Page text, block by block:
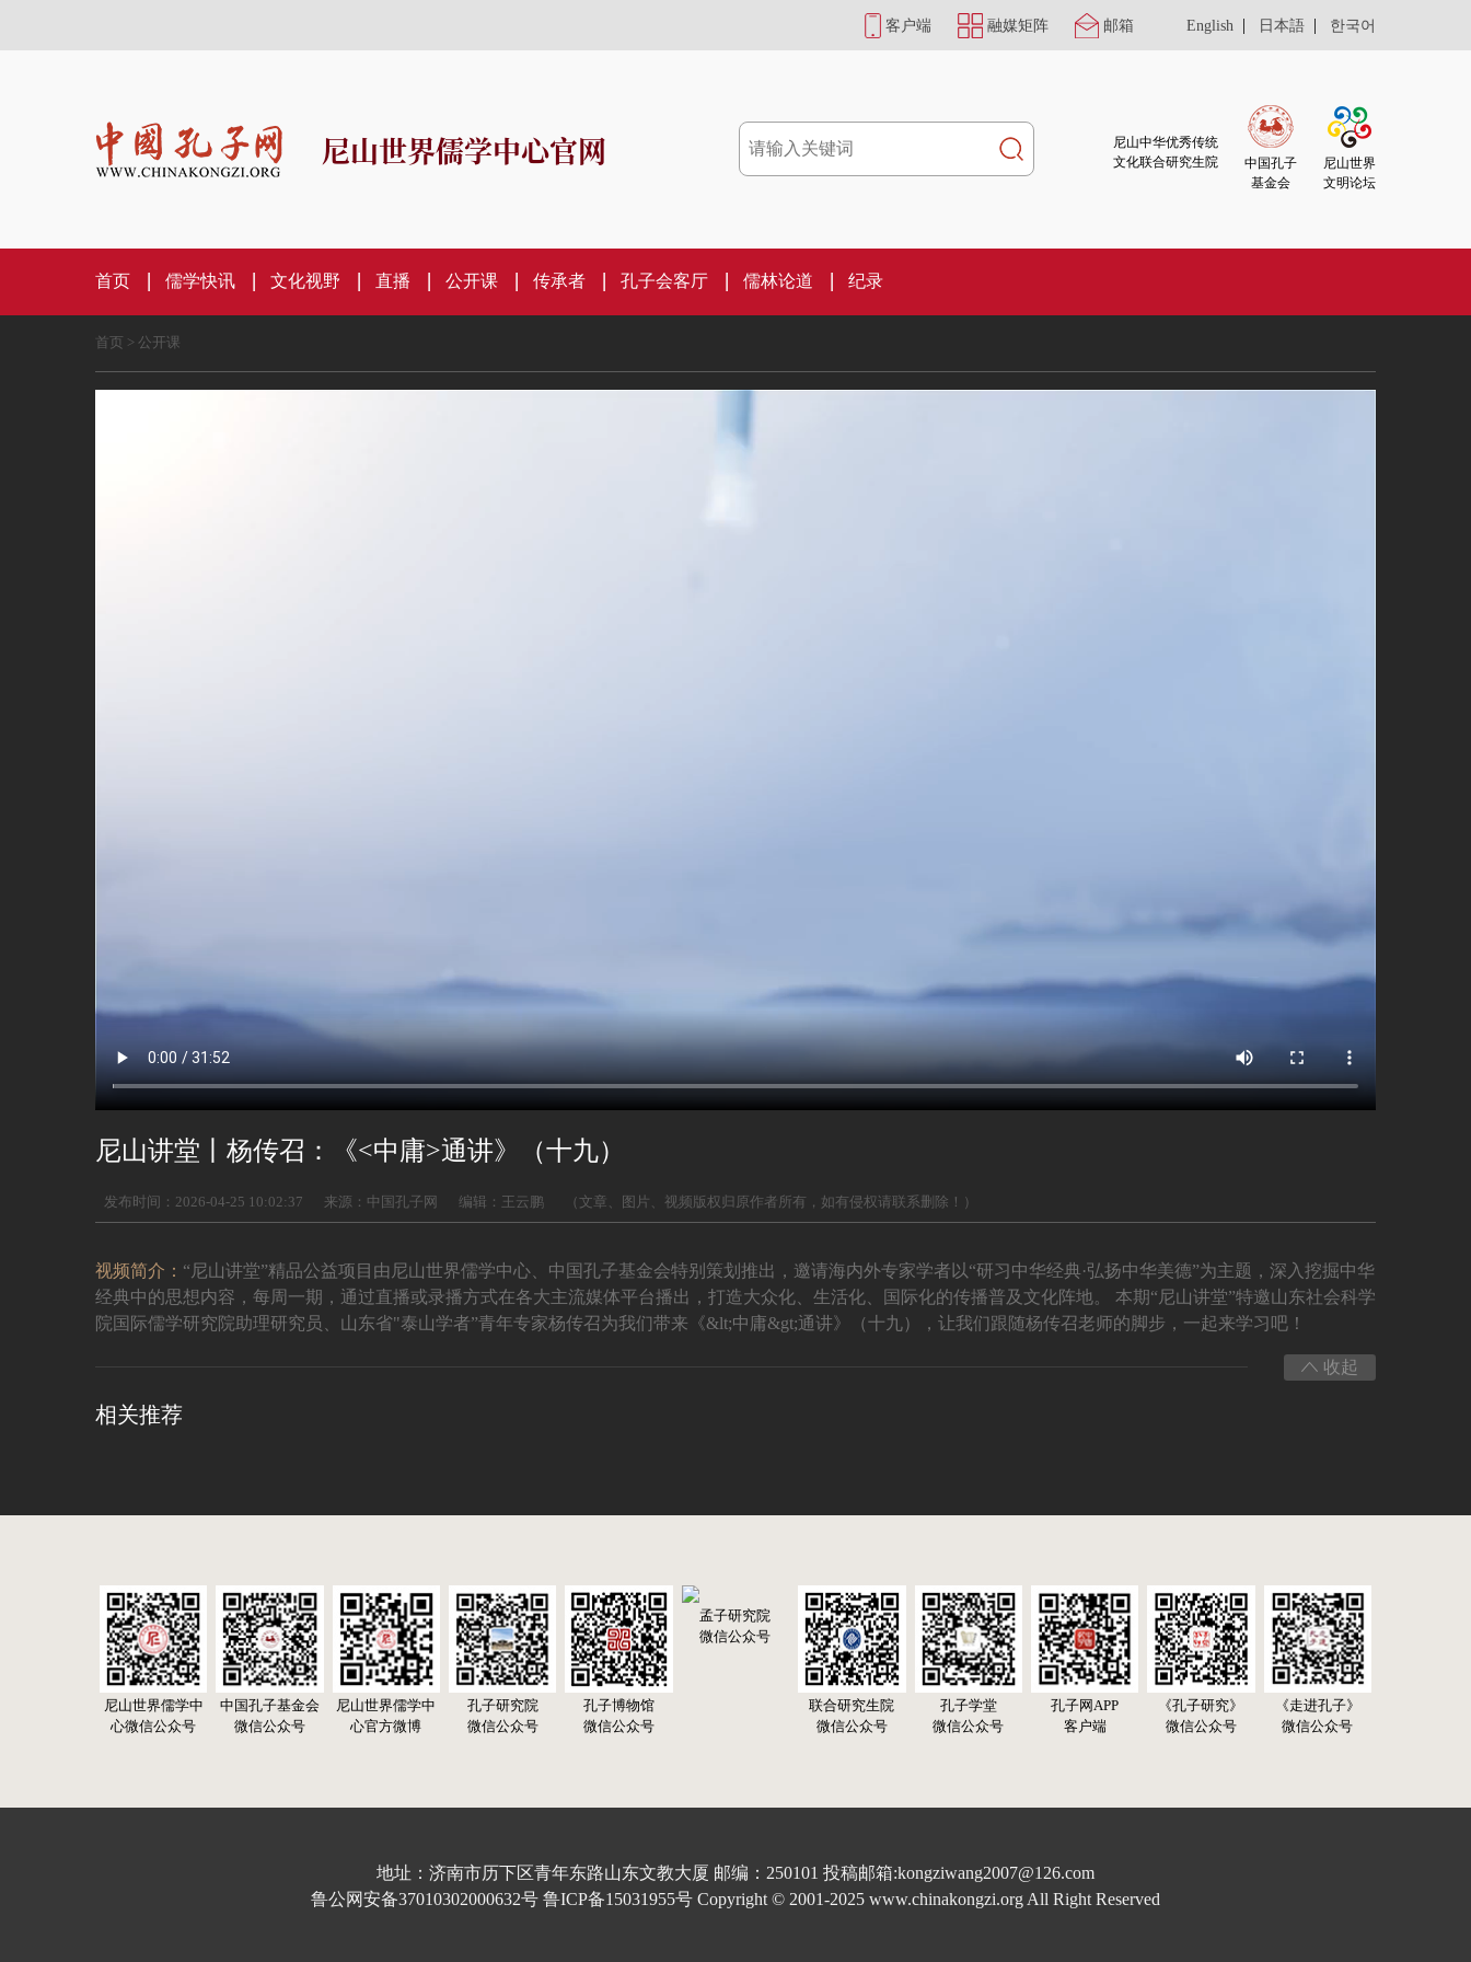
客户端 融媒矩阵 邮箱 English | 日本語 | 한국어
尼山世界儒学中心官网
尼山中华优秀传统
文化联合研究生院
中国孔子
基金会
尼山世界
文明论坛
首页 儒学快讯 文化视野 直播 公开课 传承者 孔子会客厅 儒林论道 纪录
首页 > 公开课
尼山讲堂丨杨传召：《<中庸>通讲》（十九）
发布时间：2026-04-25 10:02:37 来源：中国孔子网 编辑：王云鹏 （文章、图片、视频版权归原作者所有，如有侵权请联系删除！）
视频简介： “尼山讲堂”精品公益项目由尼山世界儒学中心、中国孔子基金会特别策划推出，邀请海内外专家学者以“研习中华经典·弘扬中华美德”为主题，深入挖掘中华
经典中的思想内容，每周一期，通过直播或录播方式在各大主流媒体平台播出，打造大众化、生活化、国际化的传播普及文化阵地。 本期“尼山讲堂”特邀山东社会科学
院国际儒学研究院助理研究员、山东省"泰山学者”青年专家杨传召为我们带来《&lt;中庸&gt;通讲》（十九），让我们跟随杨传召老师的脚步，一起来学习吧！
收起
相关推荐
尼山世界儒学中
心微信公众号
中国孔子基金会
微信公众号
尼山世界儒学中
心官方微博
孔子研究院
微信公众号
孔子博物馆
微信公众号
孟子研究院
微信公众号
联合研究生院
微信公众号
孔子学堂
微信公众号
孔子网APP
客户端
《孔子研究》
微信公众号
《走进孔子》
微信公众号
地址：济南市历下区青年东路山东文教大厦 邮编：250101 投稿邮箱:kongziwang2007@126.com
鲁公网安备37010302000632号 鲁ICP备15031955号 Copyright © 2001-2025 www.chinakongzi.org All Right Reserved